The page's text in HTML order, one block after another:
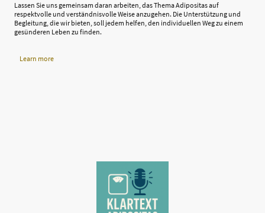
Lassen Sie uns gemeinsam daran arbeiten, das Thema Adipositas auf
respektvolle und verständnisvolle Weise anzugehen. Die Unterstützung und
Begleitung, die wir bieten, soll jedem helfen, den individuellen Weg zu einem
gesünderen Leben zu finden.
Learn more